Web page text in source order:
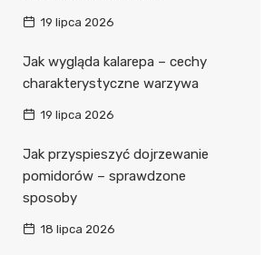
19 lipca 2026
Jak wygląda kalarepa – cechy
charakterystyczne warzywa
19 lipca 2026
Jak przyspieszyć dojrzewanie
pomidorów – sprawdzone
sposoby
18 lipca 2026